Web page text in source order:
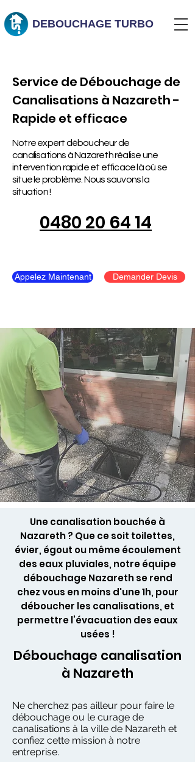
DEBOUCHAGE TURBO
Service de Débouchage de
Canalisations à Nazareth -
Rapide et efficace
Notre expert déboucheur de
canalisations à Nazareth réalise une
intervention rapide et efficace là où se
situe le problème. Nous sauvons la
situation !
0480 20 64 14
Appelez Maintenant Demander Devis
Une canalisation bouchée à
Nazareth ? Que ce soit toilettes,
évier, égout ou même écoulement
des eaux pluviales, notre équipe
débouchage Nazareth se rend
chez vous en moins d'une 1h, pour
déboucher les canalisations, et
permettre l’évacuation des eaux
usées !
Débouchage canalisation
à Nazareth
Ne cherchez pas ailleur pour faire le
débouchage ou le curage de
canalisations à la ville de Nazareth et
confiez cette mission à notre
entreprise.